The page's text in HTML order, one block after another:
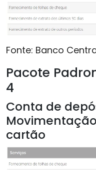
Fonte: Banco
Pacote
4
Conta de
cartão